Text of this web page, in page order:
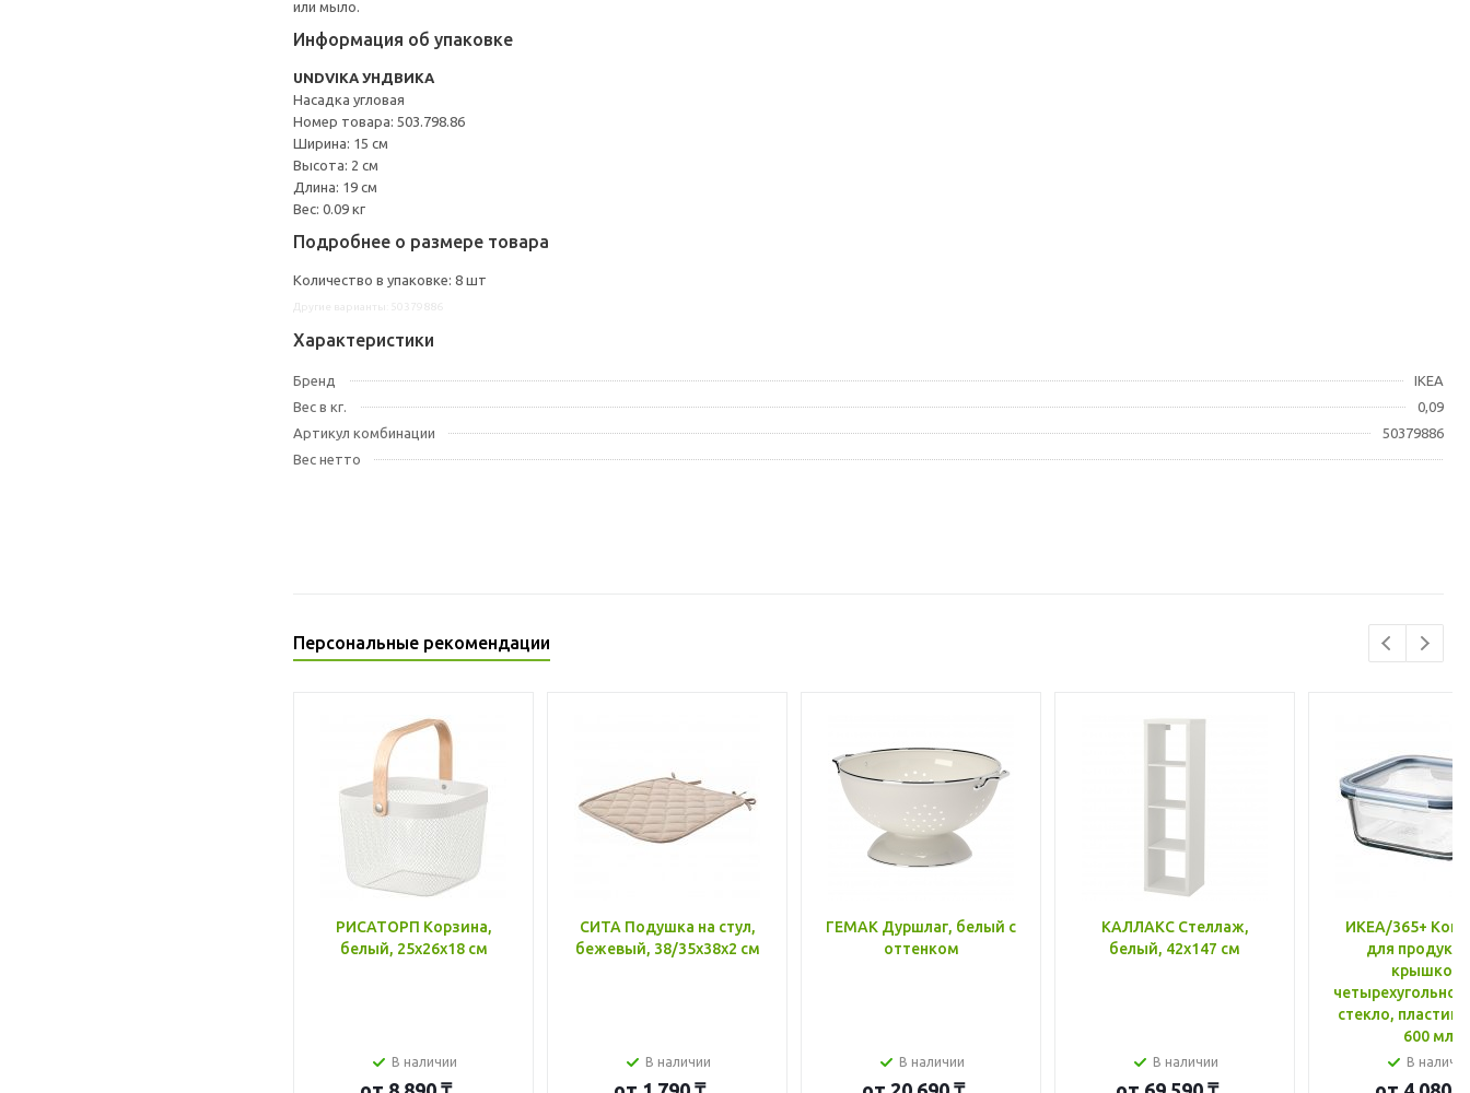
или мыло.
Информация об упаковке
UNDVIKA УНДВИКА
Насадка угловая
Номер товара: 503.798.86
Ширина: 15 см
Высота: 2 см
Длина: 19 см
Вес: 0.09 кг
Подробнее о размере товара
Количество в упаковке: 8 шт
Характеристики
Бренд
IKEA
Вес в кг.
0,09
Артикул комбинации
50379886
Вес нетто
Персональные рекомендации
РИСАТОРП Корзина,
белый, 25x26x18 см
В наличии
СИТА Подушка на стул,
бежевый, 38/35x38x2 см
В наличии
ГЕМАК Дуршлаг, белый с
оттенком
В наличии
КАЛЛАКС Стеллаж,
белый, 42x147 см
В наличии
ИКЕА/365+
для
крышкой,
стекло, пластик
600 мл
В